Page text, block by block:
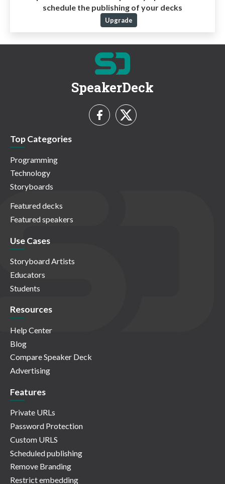
schedule the publishing of your decks
Upgrade
SpeakerDeck
Top Categories
Programming
Technology
Storyboards
Featured decks
Featured speakers
Use Cases
Storyboard Artists
Educators
Students
Resources
Help Center
Blog
Compare Speaker Deck
Advertising
Features
Private URLs
Password Protection
Custom URLS
Scheduled publishing
Remove Branding
Restrict embedding